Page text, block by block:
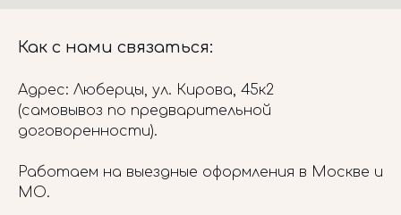
Как с нами связаться:
Адрес: Люберцы, ул. Кирова, 45к2
(самовывоз по предварительной
договоренности).
Работаем на выездные оформления в Москве и
МО.